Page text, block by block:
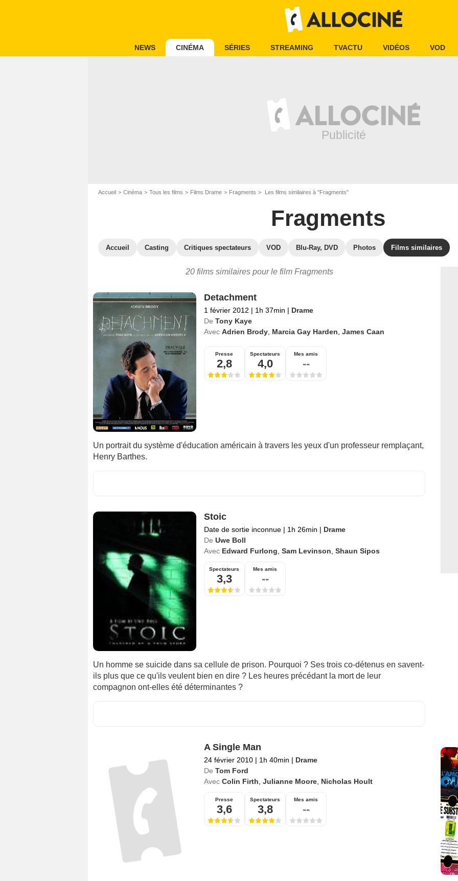
NEWS CINÉMA SÉRIES STREAMING TVACTU VIDÉOS VOD
Accueil Cinéma Tous les films Films Drame Fragments Les films similaires à "Fragments"
Fragments
Accueil Casting Critiques spectateurs VOD Blu-Ray, DVD Photos Films similaires
20 films similaires pour le film Fragments
Detachment
1 février 2012 | 1h 37min | Drame
De Tony Kaye
Avec Adrien Brody, Marcia Gay Harden James Caan
Presse
2,8
Spectateurs
4,0
Mes amis
--
Un portrait du système d'éducation américain à travers les yeux d'un professeur remplaçant,
Henry Barthes.
Stoic
Date de sortie inconnue | 1h 26min | Drame
De Uwe Boll
Avec Edward Furlong Sam Levinson Shaun Sipos
Spectateurs
3,3
Mes amis
--
Un homme se suicide dans sa cellule de prison. Pourquoi ? Ses trois co-détenus en savent-
ils plus que ce qu'ils veulent bien en dire ? Les heures précédant la mort de leur
compagnon ont-elles été déterminantes ?
A Single Man
24 février 2010 | 1h 40min | Drame
De Tom Ford
Avec Colin Firth, Julianne Moore, Nicholas Hoult
Presse
3,6
Spectateurs
3,8
Mes amis
--